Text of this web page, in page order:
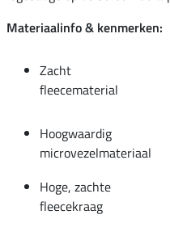
Materiaalinfo & kenmerken:
Zacht
fleecematerial
Hoogwaardig
microvezelmateriaal
Hoge, zachte
fleecekraag